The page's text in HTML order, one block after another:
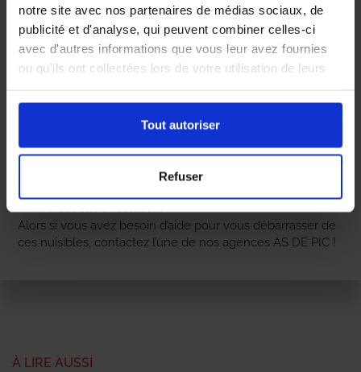
notre site avec nos partenaires de médias sociaux, de
publicité et d'analyse, qui peuvent combiner celles-ci
avec d'autres informations que vous leur avez fournies
ou qu'ils ont collectées lors de votre utilisation de leurs
Tout autoriser
Refuser
Chez AS DE PIC, la dératisation est l’une de nos spécialités.
Si vous avez desrongeurs dans les mursde votre
maison, nous vous proposons une solution sur-mesure
puis mettent en place le traitement adéquat pour
les déloger et les éliminer ;
nouvelle infestation.
Alors si vous avez besoin d’aide pour vous débarrasser de
ces nuisibles, contactez l’une de nos agences AS DE PIC !
À LIRE AUSSI